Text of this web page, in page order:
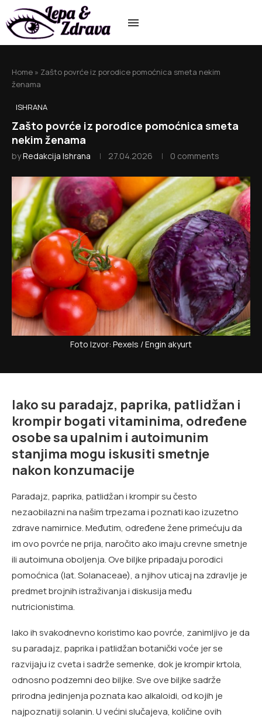
Home » Zašto povrće iz porodice pomoćnica smeta nekim
ženama
ISHRANA
Zašto povrće iz porodice pomoćnica smeta
nekim ženama
byRedakcija Ishrana 27.04.2026 0 comments
Foto Izvor: Pexels / Engin akyurt
Iako su paradajz, paprika, patlidžan i
krompir bogati vitaminima, određene
osobe sa upalnim i autoimunim
stanjima mogu iskusiti smetnje
nakon konzumacije
Paradajz, paprika, patlidžan i krompir su često
nezaobilazni na našim trpezama i poznati kao izuzetno
zdrave namirnice. Međutim, određene žene primećuju da
im ovo povrće ne prija, naročito ako imaju crevne smetnje
ili autoimuna oboljenja. Ove biljke pripadaju porodici
pomoćnica (lat. Solanaceae), a njihov uticaj na zdravlje je
predmet brojnih istraživanja i diskusija među
nutricionistima.
Iako ih svakodnevno koristimo kao povrće, zanimljivo je da
su paradajz, paprika i patlidžan botanički voće jer se
razvijaju iz cveta i sadrže semenke, dok je krompir krtola,
odnosno podzemni deo biljke. Sve ove biljke sadrže
prirodna jedinjenja poznata kao alkaloidi, od kojih je
najpoznatiji solanin. U većini slučajeva, količine ovih